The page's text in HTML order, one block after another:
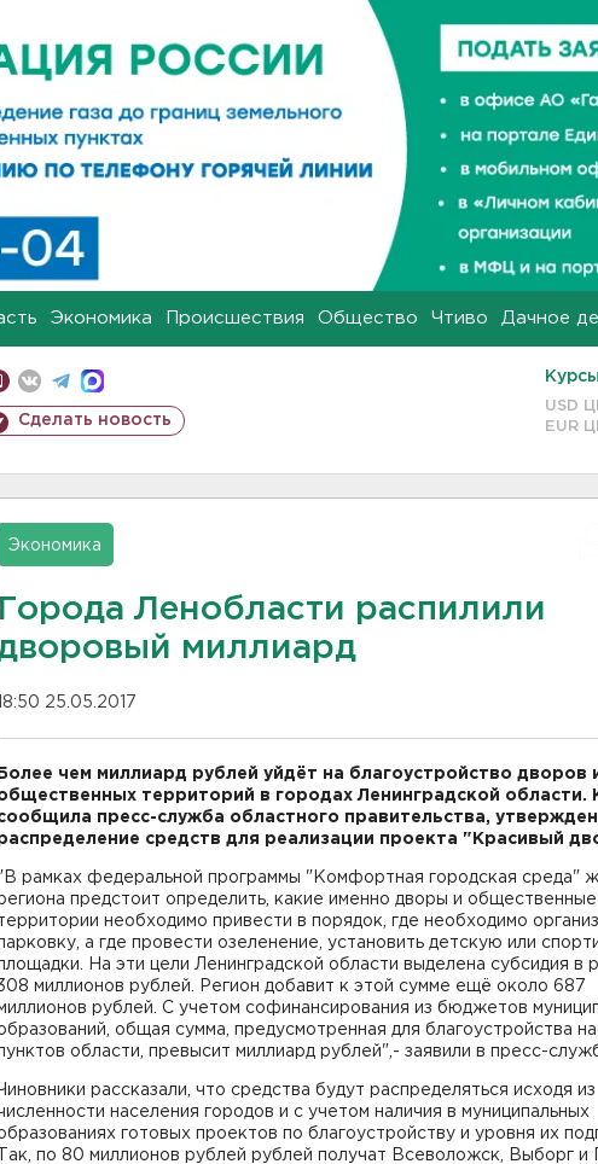
Экономика Происшествия Общество Чтиво Дачное
Сделать новость
USD
EUR
Экономика
Города Ленобласти распилили
миллиард
18:50 25.05.2017
Более чем миллиард рублей уйдёт на благоустройство дворов
территорий в городах Ленинградской области.
пресс-служба областного правительства,
средств для реализации проекта "Красивый
рамках федеральной программы "Комфортная городская среда"
предстоит определить, какие именно дворы и общественные
необходимо привести в порядок, где необходимо
а где провести озеленение, установить детскую или
На эти цели Ленинградской области выделена субсидия в
миллионов рублей. Регион добавит к этой сумме ещё около 687
рублей. С учетом софинансирования из бюджетов
общая сумма, предусмотренная для благоустройства
области, превысит миллиард рублей",- заявили в пресс-
рассказали, что средства будут распределяться исходя из
населения городов и с учетом наличия в муниципальных
готовых проектов по благоустройству и уровня их
Так, по 80 миллионов рублей рублей получат Всеволожск, Выборг и